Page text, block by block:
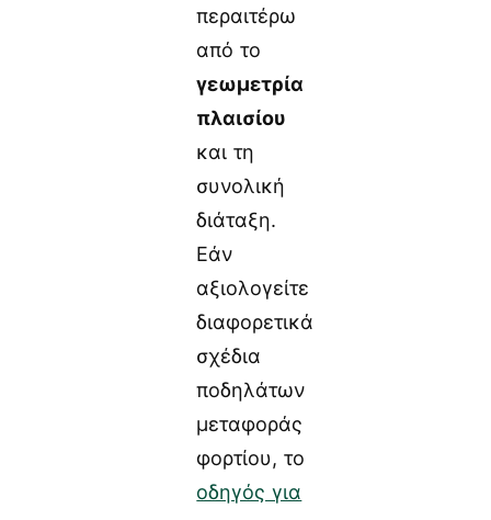
περαιτέρω
από το
γεωμετρία
πλαισίου
και τη
συνολική
διάταξη.
Εάν
αξιολογείτε
διαφορετικά
σχέδια
ποδηλάτων
μεταφοράς
φορτίου, το
οδηγός για